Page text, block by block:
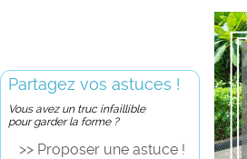
Partagez vos astuces !
Vous avez un truc infaillible
pour garder la forme ?
>> Proposer une astuce !